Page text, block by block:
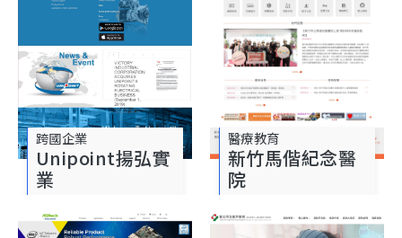
跨國企業
Unipoint揚弘實
業
醫療教育
新竹馬偕紀念醫
院